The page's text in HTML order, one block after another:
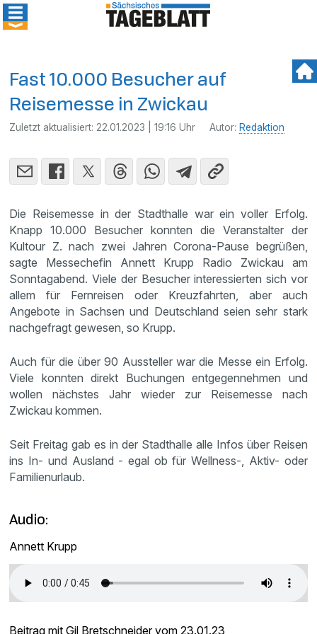
Fast 10.000 Besucher auf
Reisemesse in Zwickau
Zuletzt aktualisiert: 22.01.2023 | 19:16 Uhr Autor: Redaktion
Die Reisemesse in der Stadthalle war ein voller Erfolg.
Knapp 10.000 Besucher konnten die Veranstalter der
Kultour Z. nach zwei Jahren Corona-Pause begrüßen,
sagte Messechefin Annett Krupp Radio Zwickau am
Sonntagabend. Viele der Besucher interessierten sich vor
allem für Fernreisen oder Kreuzfahrten, aber auch
Angebote in Sachsen und Deutschland seien sehr stark
nachgefragt gewesen, so Krupp.
Auch für die über 90 Aussteller war die Messe ein Erfolg.
Viele konnten direkt Buchungen entgegennehmen und
wollen nächstes Jahr wieder zur Reisemesse nach
Zwickau kommen.
Seit Freitag gab es in der Stadthalle alle Infos über Reisen
ins In- und Ausland - egal ob für Wellness-, Aktiv- oder
Familienurlaub.
Audio:
Annett Krupp
Beitrag mit Gil Bretschneider vom 23.01.23